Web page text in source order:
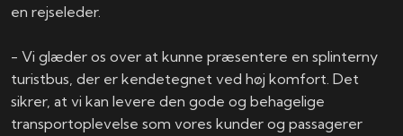
en rejseleder.
- Vi glæder os over at kunne præsentere en splinterny
turistbus, der er kendetegnet ved høj komfort. Det
sikrer, at vi kan levere den gode og behagelige
transportoplevelse som vores kunder og passagerer